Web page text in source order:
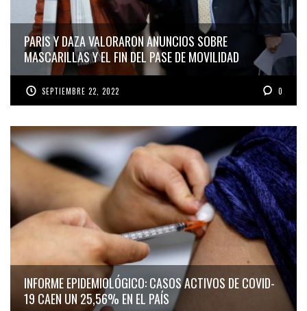
PARIS Y DAZA VALORARON ANUNCIOS SOBRE
MASCARILLAS Y EL FIN DEL PASE DE MOVILIDAD
SEPTIEMBRE 22, 2022 0
INFORME EPIDEMIOLÓGICO: CASOS ACTIVOS DE COVID-
19 CAEN UN 25,56% EN EL PAÍS